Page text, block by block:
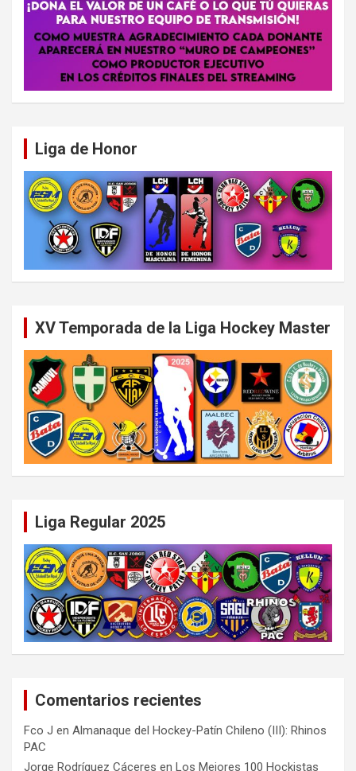
Liga de Honor
XV Temporada de la Liga Hockey Master
Liga Regular 2025
Comentarios recientes
Fco J en Almanaque del Hockey-Patín Chileno (III): Rhinos
PAC
Jorge Rodríguez Cáceres en Los Mejores 100 Hockistas